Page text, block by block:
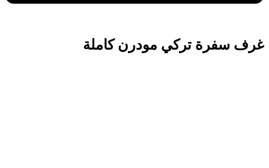
غرف سفرة تركي مودرن كاملة